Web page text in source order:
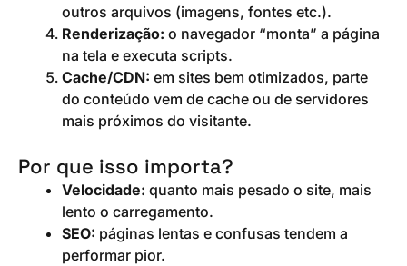
outros arquivos (imagens, fontes etc.).
Renderização: o navegador “monta” a página
na tela e executa scripts.
Cache/CDN: em sites bem otimizados, parte
do conteúdo vem de cache ou de servidores
mais próximos do visitante.
Por que isso importa?
Velocidade: quanto mais pesado o site, mais
lento o carregamento.
SEO: páginas lentas e confusas tendem a
performar pior.